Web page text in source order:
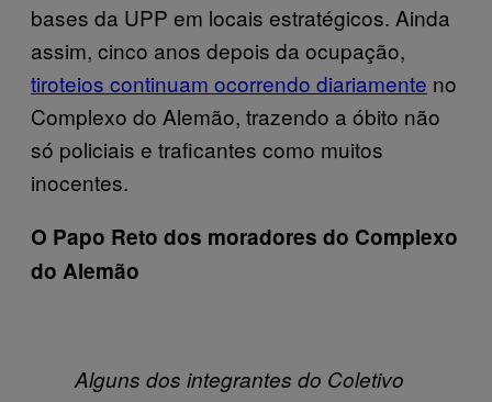
bases da UPP em locais estratégicos. Ainda
assim, cinco anos depois da ocupação,
tiroteios continuam ocorrendo diariamente no
Complexo do Alemão, trazendo a óbito não
só policiais e traficantes como muitos
inocentes.
O Papo Reto dos moradores do Complexo
do Alemão
Alguns dos integrantes do Coletivo